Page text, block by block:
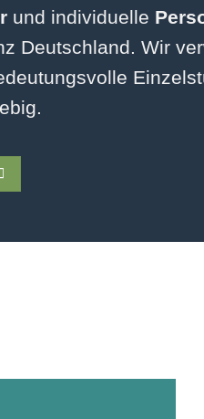
und individuelle
Deutschland. Wir